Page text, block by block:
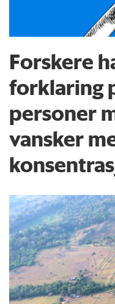
Forskere
forklaring
personer
vansker